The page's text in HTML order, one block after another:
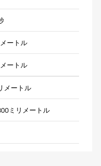
ートル
ートル
メートル
ミリメートル